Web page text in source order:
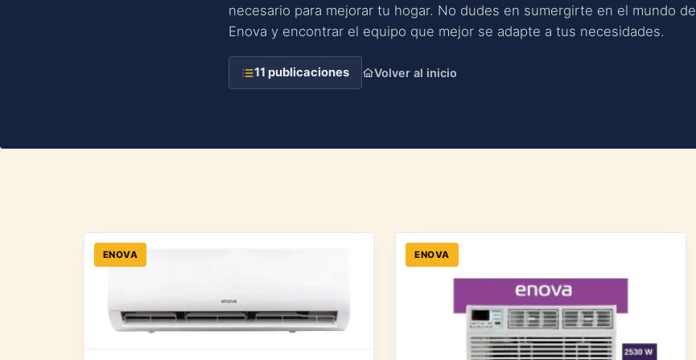
necesario para mejorar tu hogar. No dudes en sumergirte en el mundo de
Enova y encontrar el equipo que mejor se adapte a tus necesidades.
11 publicaciones Volver al inicio
ENOVA ENOVA